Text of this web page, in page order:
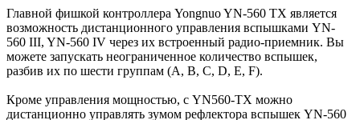
Главной фишкой контроллера Yongnuo YN-560 TX является
возможность дистанционного управления вспышками YN-
560 III, YN-560 IV через их встроенный радио-приемник. Вы
можете запускать неограниченное количество вспышек,
разбив их по шести группам (A, B, C, D, E, F).
Кроме управления мощностью, с YN560-TX можно
дистанционно управлять зумом рефлектора вспышек YN-560